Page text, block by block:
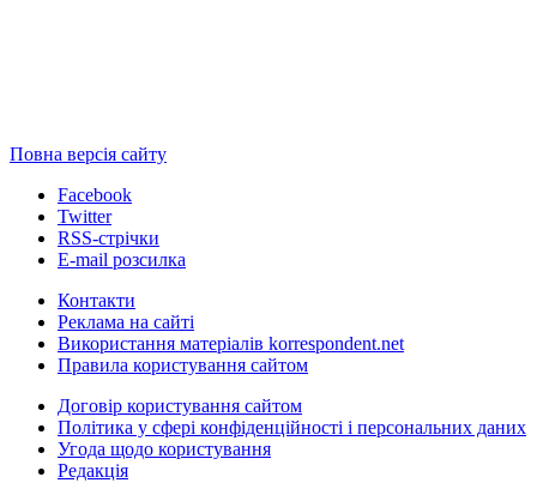
Повна версія сайту
Facebook
Twitter
RSS-стрічки
E-mail розсилка
Контакти
Реклама на сайті
Використання матеріалів korrespondent.net
Правила користування сайтом
Договір користування сайтом
Політика у сфері конфіденційності і персональних даних
Угода щодо користування
Редакція